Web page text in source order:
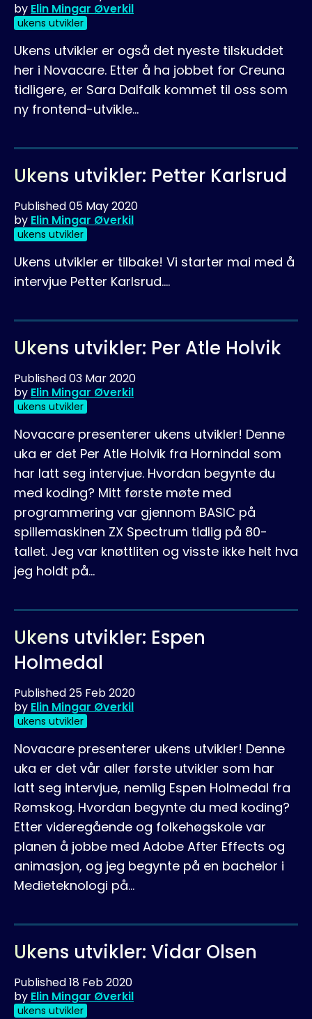
by Elin Mingar Øverkil
ukens utvikler
Ukens utvikler er også det nyeste tilskuddet
her i Novacare. Etter å ha jobbet for Creuna
tidligere, er Sara Dalfalk kommet til oss som
ny frontend-utvikle…
Ukens utvikler: Petter Karlsrud
Published05 May 2020
by Elin Mingar Øverkil
ukens utvikler
Ukens utvikler er tilbake! Vi starter mai med å
intervjue Petter Karlsrud.…
Ukens utvikler: Per Atle Holvik
Published03 Mar 2020
by Elin Mingar Øverkil
ukens utvikler
Novacare presenterer ukens utvikler! Denne
uka er det Per Atle Holvik fra Hornindal som
har latt seg intervjue. Hvordan begynte du
med koding? Mitt første møte med
programmering var gjennom BASIC på
spillemaskinen ZX Spectrum tidlig på 80-
tallet. Jeg var knøttliten og visste ikke helt hva
jeg holdt på…
Ukens utvikler: Espen
Holmedal
Published25 Feb 2020
by Elin Mingar Øverkil
ukens utvikler
Novacare presenterer ukens utvikler! Denne
uka er det vår aller første utvikler som har
latt seg intervjue, nemlig Espen Holmedal fra
Rømskog. Hvordan begynte du med koding?
Etter videregående og folkehøgskole var
planen å jobbe med Adobe After Effects og
animasjon, og jeg begynte på en bachelor i
Medieteknologi på…
Ukens utvikler: Vidar Olsen
Published18 Feb 2020
by Elin Mingar Øverkil
ukens utvikler